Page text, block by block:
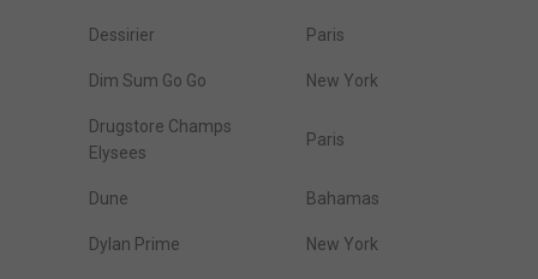
Dessirier Paris
Dim Sum Go Go New York
Drugstore Champs
Elysees
Paris
Dune Bahamas
Dylan Prime New York